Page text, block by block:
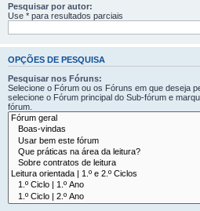
Pesquisar por autor:
Use * para resultados parciais
OPÇÕES DE PESQUISA
Pesquisar nos Fóruns:
Selecione o Fórum ou os Fóruns em que deseja
selecione o Fórum principal do Sub-fórum e
fórum.